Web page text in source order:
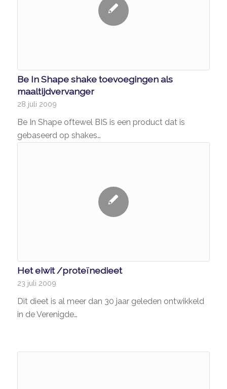
Be In Shape shake toevoegingen als
maaltijdvervanger
28 juli 2009
Be In Shape oftewel BIS is een product dat is
gebaseerd op shakes…
Het eiwit /proteïnedieet
23 juli 2009
Dit dieet is al meer dan 30 jaar geleden ontwikkeld
in de Verenigde…